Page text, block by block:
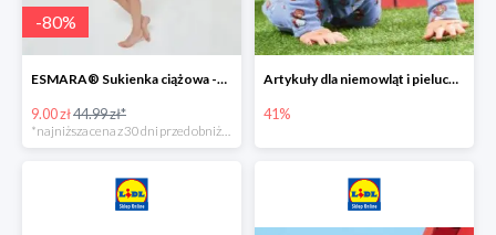
-80%
ESMARA® Sukienka ciążowa -79%
9.00 zł44.99 zł*
Artykuły dla niemowląt i pieluchy w Lidlu Online do -41%
41%